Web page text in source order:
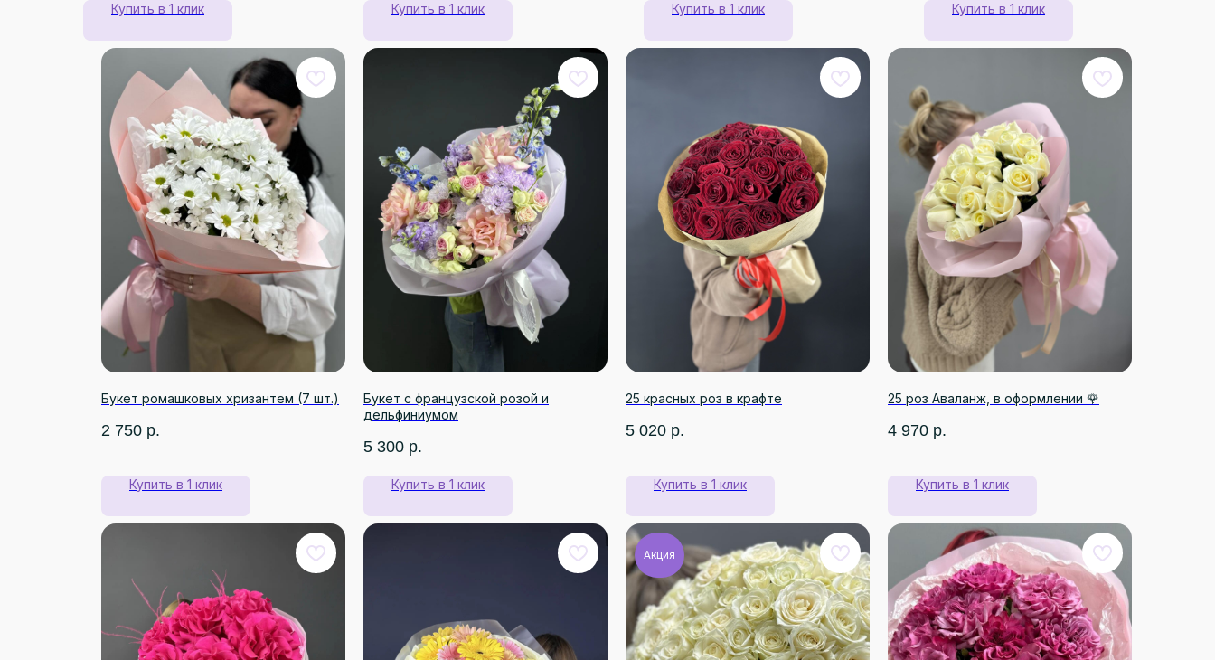
Купить в 1 клик Купить в 1 клик Купить в 1 клик Купить в 1 клик
Букет ромашковых хризантем (7 шт.)
2 750 р.
Купить в 1 клик
Букет с французской розой и
дельфиниумом
5 300 р.
Купить в 1 клик
25 красных роз в крафте
5 020 р.
Купить в 1 клик
25 роз Аваланж, в оформлении 🌹
4 970 р.
Купить в 1 клик
Акция